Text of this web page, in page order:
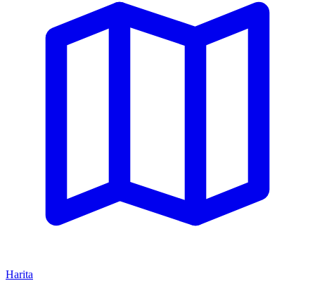
Harita